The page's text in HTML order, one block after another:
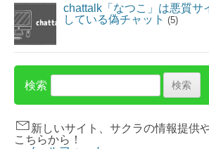
chattalk「なつこ」は悪質サ
している偽チャット (5)
検索
新しいサイト、サクラの情報提供
こちらから！